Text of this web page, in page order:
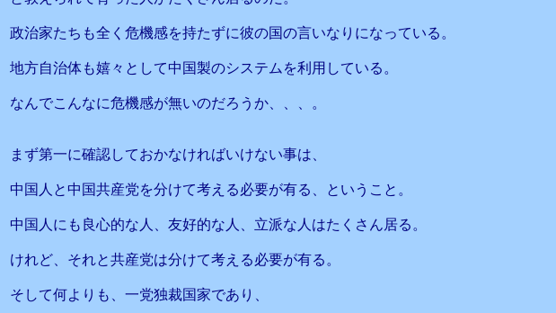
政治家たちも全く危機感を持たずに彼の国の言いなりになっている。
地方自治体も嬉々として中国製のシステムを利用している。
なんでこんなに危機感が無いのだろうか、、、。
まず第一に確認しておかなければいけない事は、
中国人と中国共産党を分けて考える必要が有る、ということ。
中国人にも良心的な人、友好的な人、立派な人はたくさん居る。
けれど、それと共産党は分けて考える必要が有る。
そして何よりも、一党独裁国家であり、